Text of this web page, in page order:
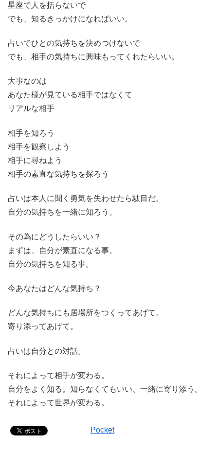
星座で人を括らないで
でも、知るきっかけになればいい。
占いでひとの気持ちを決めつけないで
でも、相手の気持ちに興味もってくれたらいい。
大事なのは
あなた様が見ている相手ではなくて
リアルな相手
相手を知ろう
相手を観察しよう
相手に尋ねよう
相手の素直な気持ちを探ろう
占いは本人に聞く勇気を失わせたら駄目だ。
自分の気持ちを一緒に知ろう。
その為にどうしたらいい？
まずは、自分が素直になる事。
自分の気持ちを知る事。
今あなたはどんな気持ち？
どんな気持ちにも居場所をつくってあげて。
寄り添ってあげて。
占いは自分との対話。
それによって相手が変わる。
自分をよく知る。知らなくてもいい、一緒に寄り添う。
それによって世界が変わる。
Pocket